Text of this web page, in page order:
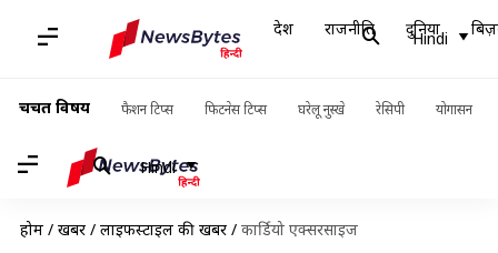
देश राजनीति दुनिया
Hindi
चर्चित विषय फैशन टिप्स फिटनेस टिप्स घरेलू नुस्खे रेसिपी योगासन
Hindi
होम / खबरें / लाइफस्टाइल की खबरें / कार्डियो एक्सरसाइज